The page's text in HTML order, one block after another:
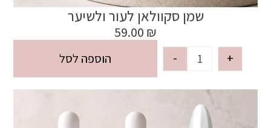
שמן סקוולאן לעור ולשיער
59.00 ₪
- + הוספה לסל